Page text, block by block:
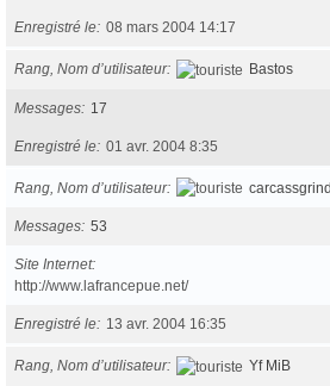
Enregistré le 08 mars 2004 14:17
Rang, Nom d’utilisateur Bastos
Messages 17
Enregistré le 01 avr. 2004 8:35
Rang, Nom d’utilisateur
Messages 53
Site Internet
http://www.lafrancepue.net/
Enregistré le 13 avr. 2004 16:35
Rang, Nom d’utilisateur Yf MiB